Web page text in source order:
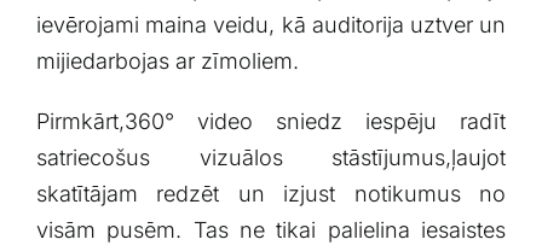
ievērojami maina veidu, kā auditorija uztver un
mijiedarbojas ar zīmoliem.
Pirmkārt,360° video sniedz ⁤iespēju radīt
⁢satriecošus ‍vizuālos stāstījumus,ļaujot
skatītājam redzēt un izjust ⁤notikumus no
visām pusēm. Tas ne tikai palielina⁣ iesaistes